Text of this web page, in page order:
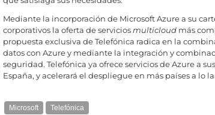
Mediante la incorporación de Microsoft Azure a su
corporativos la oferta de servicios multicloudmás
propuesta exclusiva de Telefónica radica en la
datos con Azure y mediante la integración y
seguridad. Telefónica ya ofrece servicios de Azure a
España, y acelerará el despliegue en más países a lo
Microsoft Telefónica